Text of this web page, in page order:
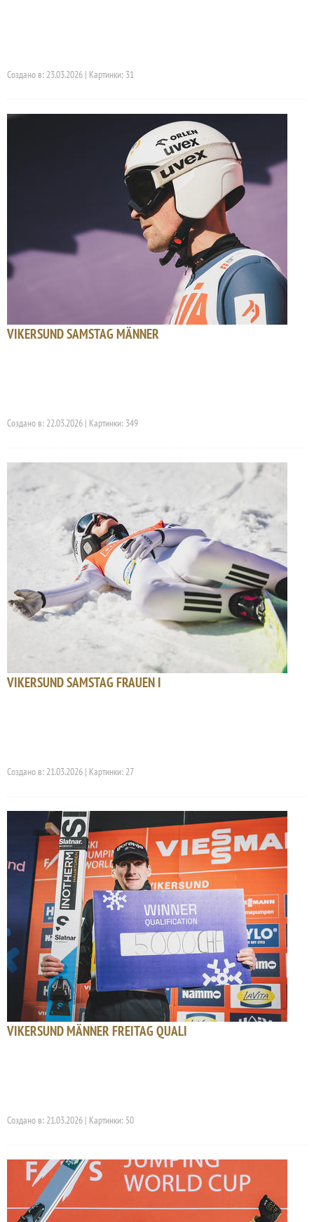
Создано в: 23.03.2026 | Картинки: 31
VIKERSUND SAMSTAG MÄNNER
Создано в: 22.03.2026 | Картинки: 349
VIKERSUND SAMSTAG FRAUEN I
Создано в: 21.03.2026 | Картинки: 27
VIKERSUND MÄNNER FREITAG QUALI
Создано в: 21.03.2026 | Картинки: 50